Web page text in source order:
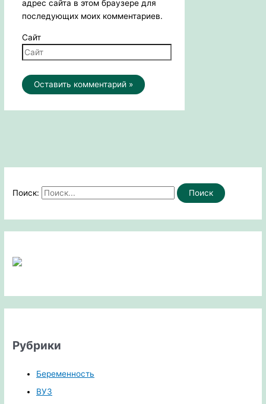
адрес сайта в этом браузере для
последующих моих комментариев.
Сайт
Поиск:
Рубрики
Беременность
ВУЗ